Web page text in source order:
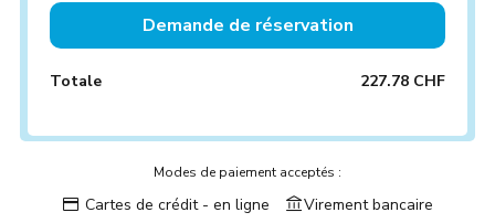
Demande de réservation
Totale 227.78 CHF
Modes de paiement acceptés :
Cartes de crédit - en ligne Virement bancaire